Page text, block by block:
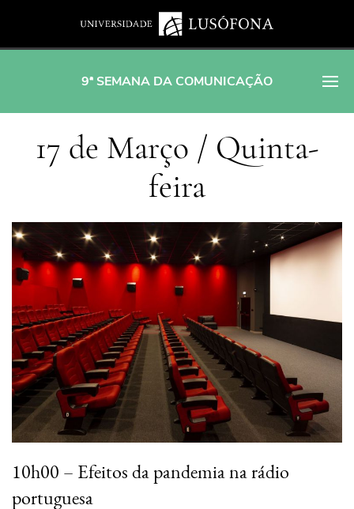
9ª SEMANA DA COMUNICAÇÃO
17 de Março / Quinta-
feira
10h00 – Efeitos da pandemia na rádio
portuguesa